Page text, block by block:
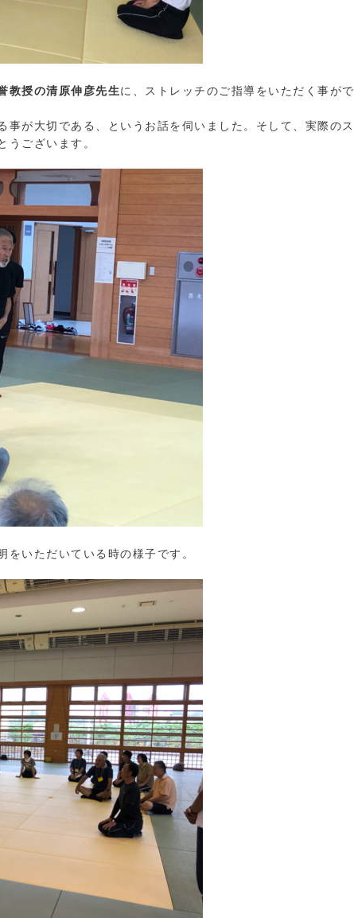
教授の清原伸彦先生に、ストレッチのご指導をいただく事がで
が大切である、というお話を伺いました。そして、実際のス
ございます。
いただいている時の様子です。